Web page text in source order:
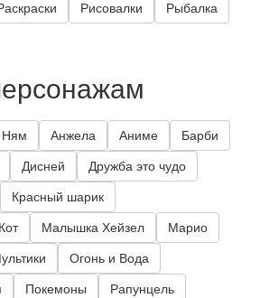
Рисовалки Рыбалка
Анжела Аниме Барби
Дисней Дружба это чудо
Красный шарик
Малышка Хейзел Марио
Огонь и Вода
Покемоны Рапунцель